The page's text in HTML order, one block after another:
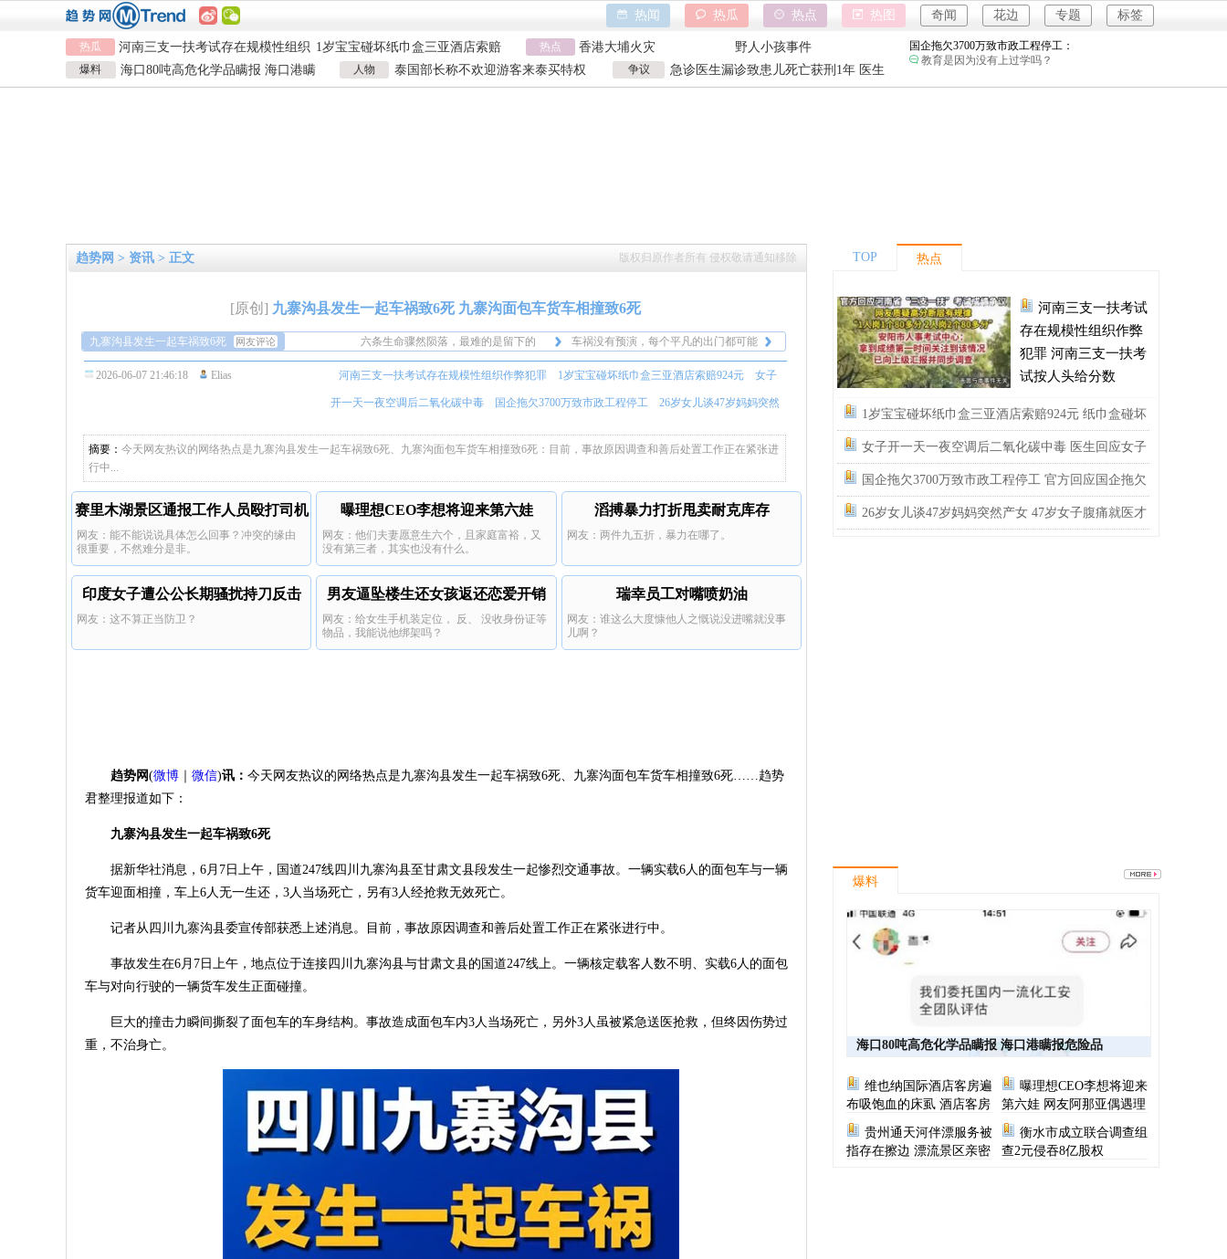
标签
专题
花边
奇闻
热图
热点
热瓜
热闻
热瓜
河南三支一扶考试存在规模性组织
作弊犯罪
1岁宝宝碰坏纸巾盒三亚酒店索赔
924元
女子开一天一夜空调后二氧化碳中
毒
国企拖欠3700万致市政工程停工
26岁女儿谈47岁妈妈突然产女
儿子举报身价上亿父亲说家已破碎
热点 香港大埔火灾
野人小孩事件
天水血铅异常事件
山西大同订婚强奸案
特朗普泽连斯基吵架
吉林大爷救助重庆游客
爆料
海口80吨高危化学品瞒报 海口港瞒
报危险品
人物
泰国部长称不欢迎游客来泰买特权
泰国部长争议发言
争议
急诊医生漏诊致患儿死亡获刑1年 医生
漏诊获刑
小房间要留条缝，不然整天呆着容易头昏脑胀，
国企拖欠3700万致市政工程停工：
教育是因为没有上过学吗？
26岁女儿谈47岁妈妈突然产女：
女子开一天一夜空调后二氧化碳中毒：
精神不振，缺氧。
国企拖欠3700万致市政工程停工：
教育是因为没有上过学吗？
26岁女儿谈47岁妈妈突然产女：
这是没给孩子说，怕孩子不同意吧…
民政局没有通网吗？为什么这么多假结婚证？
趋势网 > 资讯 > 正文 版权归原作者所有 侵权敬请通知移除
[原创] 九寨沟县发生一起车祸致6死 九寨沟面包车货车相撞致6死
九寨沟县发生一起车祸致6死 网友评论
人。
是最后一次挥手。
开车不抢一秒，行路平安十分，愿大家
看到这样的消息真的好心痛啊，逝者安
车祸事件之后，回的时候和其他游客拼
车，一路上我们全车人都在劝司机千万
不要超车。
六条生命骤然陨落，最难的是留下的
人。
车祸没有预演，每个平凡的出门都可能
是最后一次挥手。
开车不抢一秒，行路平安十分，愿大家
出入平安，一路顺遂。
看到这样的消息真的好心痛啊，逝者安
息。
上次去九寨沟旅游，正好是营运私家车
车祸事件之后，回的时候和其他游客拼
不要超车。
2026-06-07 21:46:18 Elias 河南三支一扶考试存在规模性组织作弊犯罪 1岁宝宝碰坏纸巾盒三亚酒店索赔924元 女子
开一天一夜空调后二氧化碳中毒 国企拖欠3700万致市政工程停工 26岁女儿谈47岁妈妈突然
摘要： 今天网友热议的网络热点是九寨沟县发生一起车祸致6死、九寨沟面包车货车相撞致6死：目前，事故原因调查和善后处置工作正在紧张进
行中...
赛里木湖景区通报工作人员殴打司机
网友：能不能说说具体怎么回事？冲突的缘由
很重要，不然难分是非。
曝理想CEO李想将迎来第六娃
网友：他们夫妻愿意生六个，且家庭富裕，又
没有第三者，其实也没有什么。
滔搏暴力打折甩卖耐克库存
网友：两件九五折，暴力在哪了。
印度女子遭公公长期骚扰持刀反击
网友：这不算正当防卫？
男友逼坠楼生还女孩返还恋爱开销
网友：给女生手机装定位， 反、 没收身份证等
物品，我能说他绑架吗？
瑞幸员工对嘴喷奶油
网友：谁这么大度慷他人之慨说没进嘴就没事
儿啊？
趋势网(微博 微信)讯： 今天网友热议的网络热点是九寨沟县发生一起车祸致6死、九寨沟面包车货车相撞致6死……趋势
君整理报道如下：
九寨沟县发生一起车祸致6死
据新华社消息，6月7日上午，国道247线四川九寨沟县至甘肃文县段发生一起惨烈交通事故。一辆实载6人的面包车与一辆
货车迎面相撞，车上6人无一生还，3人当场死亡，另有3人经抢救无效死亡。
记者从四川九寨沟县委宣传部获悉上述消息。目前，事故原因调查和善后处置工作正在紧张进行中。
事故发生在6月7日上午，地点位于连接四川九寨沟县与甘肃文县的国道247线上。一辆核定载客人数不明、实载6人的面包
车与对向行驶的一辆货车发生正面碰撞。
巨大的撞击力瞬间撕裂了面包车的车身结构。事故造成面包车内3人当场死亡，另外3人虽被紧急送医抢救，但终因伤势过
重，不治身亡。
TOP 热点
河南三支一扶考试
存在规模性组织作弊
犯罪 河南三支一扶考
试按人头给分数
1岁宝宝碰坏纸巾盒三亚酒店索赔924元 纸巾盒碰坏
酒店索赔924
女子开一天一夜空调后二氧化碳中毒 医生回应女子
吹空调中毒
国企拖欠3700万致市政工程停工 官方回应国企拖欠
3700万工程款
26岁女儿谈47岁妈妈突然产女 47岁女子腹痛就医才
爆料
海口80吨高危化学品瞒报 海口港瞒报危险品
维也纳国际酒店客房遍
布吸饱血的床虱 酒店客房
有虫员工反怪顾客不查
曝理想CEO李想将迎来
第六娃 网友阿那亚偶遇理
想CEO一家
贵州通天河伴漂服务被
指存在擦边 漂流景区亲密
衡水市成立联合调查组
查2元侵吞8亿股权